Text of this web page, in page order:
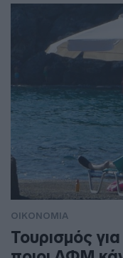
ΟΙΚΟΝΟΜΙΑ
Τουρισμός